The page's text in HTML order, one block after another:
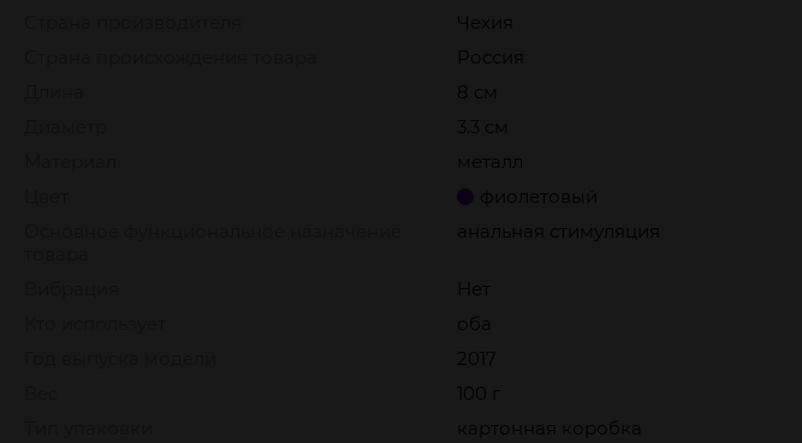
Чехия
Россия
8 см
3.3 см
металл
фиолетовый
анальная стимуляция
Нет
оба
2017
100 г
картонная коробка